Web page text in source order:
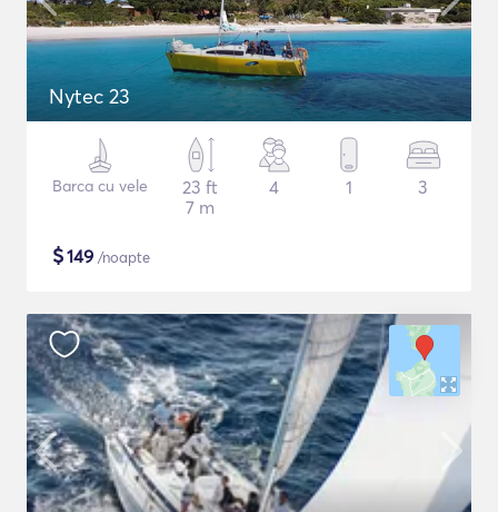
Nytec 23
Barca cu vele
23 ft
7 m
4 1 3
$149 /noapte